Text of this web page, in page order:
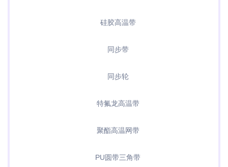
硅胶高温带
同步带
同步轮
特氟龙高温带
聚酯高温网带
PU圆带三角带